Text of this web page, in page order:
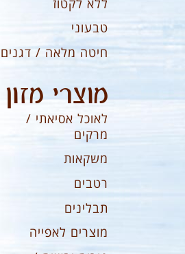
טבעוני
חיטה מלאה / דגנים
מוצרי מזון
לאוכל אסיאתי /
מרקים
משקאות
רטבים
תבלינים
מוצרים לאפייה